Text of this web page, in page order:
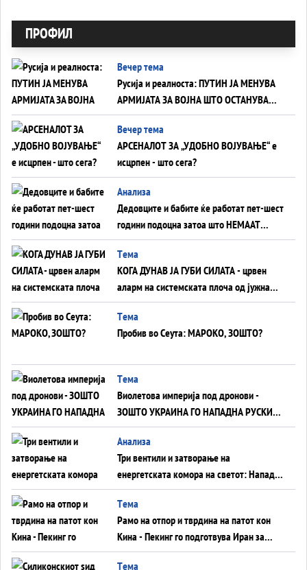
ПРОФИЛ
Вечер тема
Русија и реалноста: ПУТИН ЈА МЕНУВА
АРМИЈАТА ЗА ВОЈНА ШТО ОСТАНУВА
БЕЗ ФРОНТ
Вечер тема
АРСЕНАЛОТ ЗА „УДОБНО ВОЈУВАЊЕ“ е
исцрпен - што сега?
Анализа
Дедовците и бабите ќе работат пет-шест
години подоцна затоа што НЕМААТ
ВНУЦИ ДА ГИ ЗАМЕНАТ
Tема
КОГА ДУНАВ ЈА ГУБИ СИЛАТА - црвен
аларм на системската плоча од јужна
Германија до Црното Море...
Tема
Пробив во Сеута: МАРОКО, ЗОШТО?
Tема
Виолетова империја под дронови -
ЗОШТО УКРАИНА ГО НАПАДНА РУСКИОТ
WILDBERRIES
Aнализа
Три вентили и затворање на
енергетската комора на светот: Нападот
во Суец најавува глобален енергетски
инфаркт?
Tема
Рамо на отпор и тврдина на патот кон
Кина - Пекинг го подготвува Иран за
американска копнена инвазија
Tема